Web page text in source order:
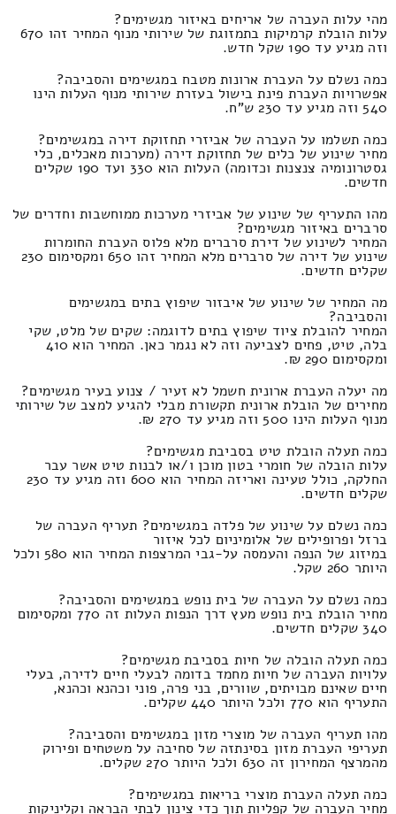
מהי עלות העברה של אריחים באיזור מגשימים?
עלות הובלת קרמיקות בתמזוגת של שירותי מנוף המחיר זהו 670
וזה מגיע עד 190 שקל חדש.
כמה נשלם על העברת ארונות מטבח במגשימים והסביבה?
אפשרויות העברת פינת בישול בעזרת שירותי מנוף העלות הינו
540 וזה מגיע עד 230 ש"ח.
כמה תשלמו על העברה של אביזרי תחזוקת דירה במגשימים?
מחיר שינוע של כלים של תחזוקת דירה (מערכות מאכלים, כלי
גסטרונומיה צנצנות וכדומה) העלות הוא 330 ועד 190 שקלים
חדשים.
מהו התעריף של שינוע של אביזרי מערכות ממוחשבות וחדרים של
סרברים באיזור מגשימים?
המחיר לשינוע של דירת סרברים מלא פלוס העברת החומרות
שינוע של דירה של סרברים מלא המחיר זהו 650 ומקסימום 230
שקלים חדשים.
מה המחיר של שינוע של איבזור שיפוץ בתים במגשימים
והסביבה?
המחיר להובלת ציוד שיפוץ בתים לדוגמה: שקים של מלט, שקי
בלה, טיט, פחים לצביעה וזה לא נגמר כאן. המחיר הוא 410
ומקסימום 290 ₪.
מה יעלה העברת ארונית חשמל לא זעיר / צנוע בעיר מגשימים?
מחירים של הובלת ארונית תקשורת מבלי להגיע למצב של שירותי
מנוף העלות הינו 500 וזה מגיע עד 270 ₪.
כמה תעלה הובלת טיט בסביבת מגשימים?
עלות הובלה של חומרי בטון מוכן ו/או לבנות טיט אשר עבר
החלקה, כולל טעינה ואריזה המחיר הוא 600 וזה מגיע עד 230
שקלים חדשים.
כמה נשלם על שינוע של פלדה במגשימים? תעריף העברה של
ברזל ופרופילים של אלומיניום לכל איזור
במיזוג של הנפה והעמסה על-גבי המרצפות המחיר הוא 580 ולכל
היותר 260 שקל.
כמה נשלם על העברה של בית נופש במגשימים והסביבה?
מחיר הובלת בית נופש מעץ דרך הנפות העלות זה 770 ומקסימום
340 שקלים חדשים.
כמה תעלה הובלה של חיות בסביבת מגשימים?
עלויות העברה של חיות מחמד בדומה לבעלי חיים לדירה, בעלי
חיים שאינם מבויתים, שוורים, בני פרה, פוני וכהנא וכהנא,
התעריף הוא 770 ולכל היותר 440 שקלים.
מהו תעריף העברה של מוצרי מזון במגשימים והסביבה?
תעריפי העברת מזון בסינתזה של סחיבה על משטחים ופירוק
מהמרצף המחירון זה 630 ולכל היותר 270 שקלים.
כמה תעלה העברת מוצרי בריאות במגשימים?
מחיר העברה של קפליות תוך כדי צינון לבתי הבראה וקליניקות